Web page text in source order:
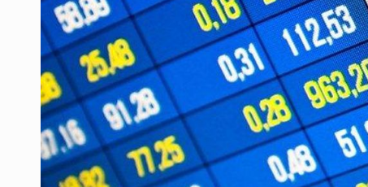
ARTICOLE Producatorii si comerciantii care nu se
INTERVIURI LEADERSHIP IN MISCARE
INTERVIURI CU BATERIILE PERMANENT INCARCATE
INTERVIURI PUTTING ROMANIAN CORPORATE
INTERVIURI OUR EDGE WILL COME FROM BEING THE